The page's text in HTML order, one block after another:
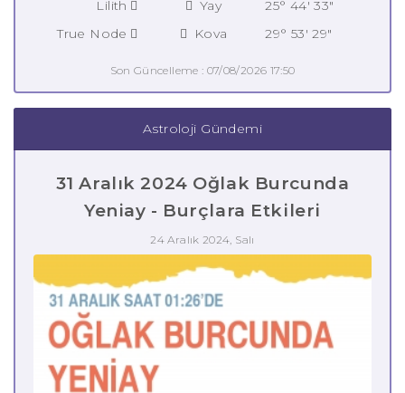
Lilith
Yay
25° 44' 33"
True Node
Kova 29° 53' 29"
Son Güncelleme : 07/08/2026 17:50
Astroloji Gündemi
31 Aralık 2024 Oğlak Burcunda
Yeniay - Burçlara Etkileri
24 Aralık 2024, Salı